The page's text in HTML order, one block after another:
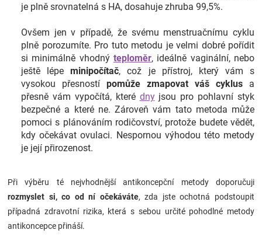
je plně srovnatelná s HA, dosahuje zhruba 99,5%.
Ovšem jen v případě, že svému menstruačnímu cyklu
plně porozumíte. Pro tuto metodu je velmi dobré pořídit
si minimálně vhodný teploměr, ideálně vaginální, nebo
ještě lépeminipočítač, což je přístroj, který vám s
vysokou přesností pomůže zmapovat váš cyklus a
přesně vám vypočítá, které dnyjsou pro pohlavní styk
bezpečné a které ne. Zároveň vám tato metoda může
pomoci s plánováním rodičovství, protože budete vědět,
kdy očekávat ovulaci. Nespornou výhodou této metody
je její přirozenost.
Při výběru té nejvhodnější antikoncepční metody doporučuji
rozmyslet si, co od ní očekáváte, zda jste ochotná podstoupit
případná zdravotní rizika, která s sebou určité pohodlné metody
antikoncepce přináší.